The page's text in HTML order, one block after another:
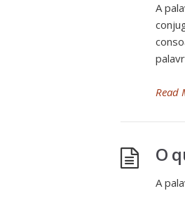
A
Read
O
A